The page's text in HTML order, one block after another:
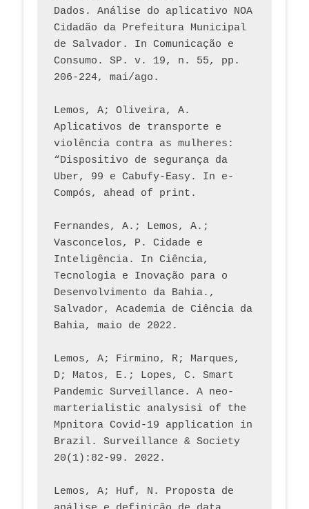
Dados. Análise do aplicativo NOA
Cidadão da Prefeitura Municipal
de Salvador. In Comunicação e
Consumo. SP. v. 19, n. 55, pp.
206-224, mai/ago.
Lemos, A; Oliveira, A.
Aplicativos de transporte e
violência contra as mulheres:
“Dispositivo de segurança da
Uber, 99 e Cabufy-Easy. In e-
Compós, ahead of print.
Fernandes, A.; Lemos, A.;
Vasconcelos, P. Cidade e
Inteligência. In Ciência,
Tecnologia e Inovação para o
Desenvolvimento da Bahia.,
Salvador, Academia de Ciência da
Bahia, maio de 2022.
Lemos, A; Firmino, R; Marques,
D; Matos, E.; Lopes, C. Smart
Pandemic Surveillance. A neo-
marterialistic analysisi of the
Mpnitora Covid-19 application in
Brazil. Surveillance & Society
20(1):82-99. 2022.
Lemos, A; Huf, N. Proposta de